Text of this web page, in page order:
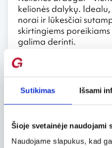
Sutikimas Išsami
Šioje svetainėje naudojami
Naudojame slapukus, kad
kelionės dalykų.
norai ir lūkesčiai
skirtingiems
galima derinti.
Neveltui sakoma, kad
Kelionėje tenka dažnai
įrodinėjimai, kad
zoologijos sodą ar
Visko po truputį